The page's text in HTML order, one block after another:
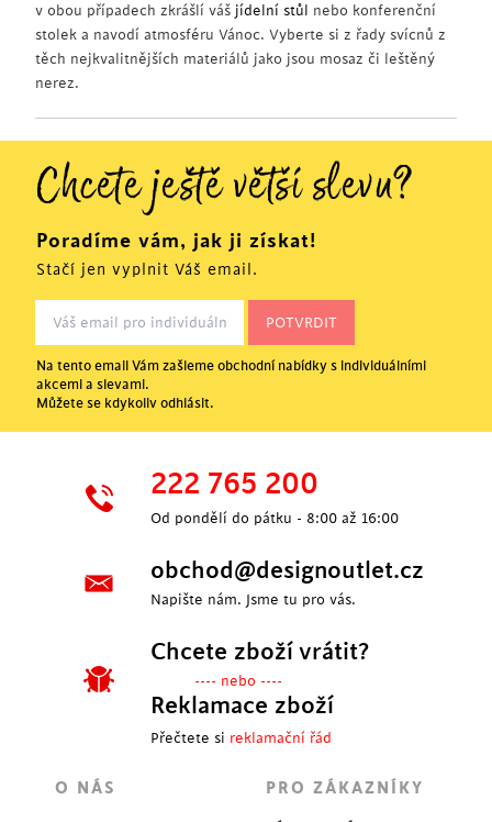
v obou případech zkrášlí váš jídelní stůl
nebo konferenční
stolek a navodí atmosféru Vánoc. Vyberte si z řady svícnů z
těch nejkvalitnějších materiálů jako jsou mosaz či leštěný
nerez.
Chcete ještě větší slevu?
Poradíme vám, jak ji získat!
Stačí jen vyplnit Váš email.
Na tento email Vám zašleme obchodní nabídky s individuálními
akcemi a slevami.
Můžete se kdykoliv odhlásit.
222 765 200
Od pondělí do pátku - 8:00 až 16:00
obchod@designoutlet.cz
Napište nám. Jsme tu pro vás.
Chcete zboží vrátit?
---- nebo ----
Reklamace zboží
Přečtete si reklamační řád
O NÁS PRO ZÁKAZNÍKY